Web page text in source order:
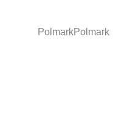
PolmarkPolmark